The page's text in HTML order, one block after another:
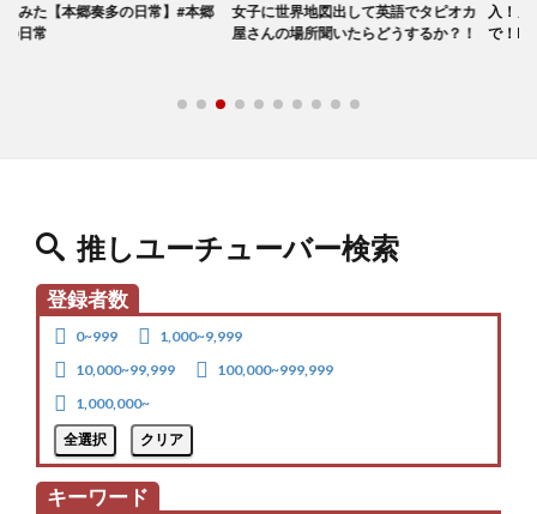
多の日常】#本郷
女子に世界地図出して英語でタピオカ
屋さんの場所聞いたらどうするか？！
入！ヌーディーか
で！by しゅなたん /
推しユーチューバー検索
登録者数
0~999
1,000~9,999
10,000~99,999
100,000~999,999
1,000,000~
全選択
クリア
キーワード